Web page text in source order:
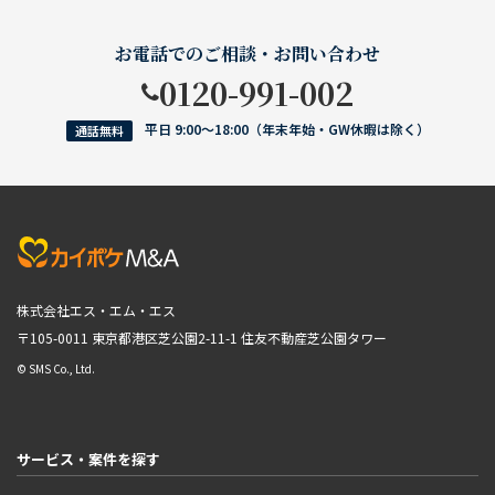
お電話でのご相談・お問い合わせ
0120-991-002
通話無料 平日 9:00〜18:00（年末年始・GW休暇は除く）
株式会社エス・エム・エス
〒105-0011 東京都港区芝公園2-11-1 住友不動産芝公園タワー
© SMS Co., Ltd.
サービス・案件を探す